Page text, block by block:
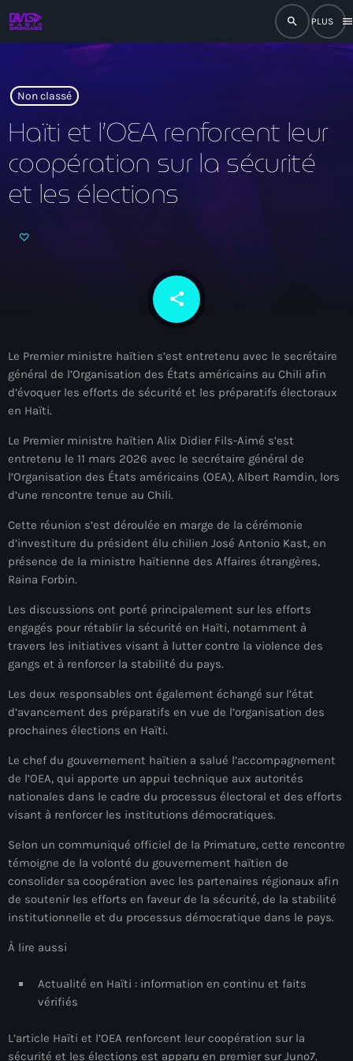
search
menu
close
play_arrow RADIO DROMAGE
À Propos
TV Direct
Actualités
Blog Grid Sidebar
Contact
août 2026
juillet 2026
juin 2026
mai 2026
avril 2026
mars 2026
février 2026
janvier 2026
décembre 2025
novembre 2025
août 2025
juillet 2025
Non classé
Haïti et l’OEA renforcent leur
coopération sur la sécurité
et les élections
share
email
Le Premier ministre haïtien s’est entretenu avec le secrétaire
général de l’Organisation des États américains au Chili afin
d’évoquer les efforts de sécurité et les préparatifs électoraux
en Haïti.
Le Premier ministre haïtien Alix Didier Fils-Aimé s’est
entretenu le 11 mars 2026 avec le secrétaire général de
l’Organisation des États américains (OEA), Albert Ramdin, lors
d’une rencontre tenue au Chili.
Cette réunion s’est déroulée en marge de la cérémonie
d’investiture du président élu chilien José Antonio Kast, en
présence de la ministre haïtienne des Affaires étrangères,
Raina Forbin.
Les discussions ont porté principalement sur les efforts
engagés pour rétablir la sécurité en Haïti, notamment à
travers les initiatives visant à lutter contre la violence des
gangs et à renforcer la stabilité du pays.
Les deux responsables ont également échangé sur l’état
d’avancement des préparatifs en vue de l’organisation des
prochaines élections en Haïti.
Le chef du gouvernement haïtien a salué l’accompagnement
de l’OEA, qui apporte un appui technique aux autorités
nationales dans le cadre du processus électoral et des efforts
visant à renforcer les institutions démocratiques.
Selon un communiqué officiel de la Primature, cette rencontre
témoigne de la volonté du gouvernement haïtien de
consolider sa coopération avec les partenaires régionaux afin
de soutenir les efforts en faveur de la sécurité, de la stabilité
institutionnelle et du processus démocratique dans le pays.
À lire aussi
Actualité en Haïti : information en continu et faits
vérifiés
L’article Haïti et l’OEA renforcent leur coopération sur la
sécurité et les élections est apparu en premier sur Juno7.